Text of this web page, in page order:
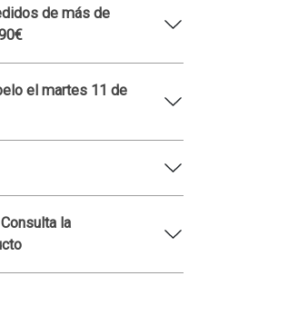
de más de
el martes 11 de
la